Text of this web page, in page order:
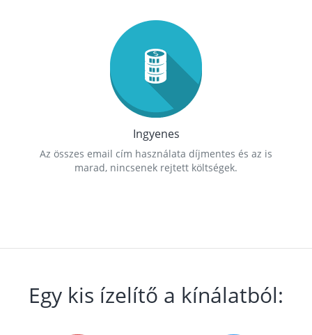
Ingyenes
Az összes email cím használata díjmentes és az is
marad, nincsenek rejtett költségek.
Egy kis ízelítő a kínálatból: